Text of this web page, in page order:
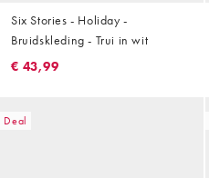
Six Stories - Holiday -
Bruidskleding - Trui in wit
€ 43,99
Deal